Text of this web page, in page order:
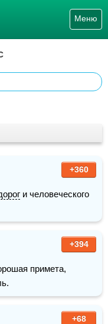
Меню
+360
и человеческого
+394
примета,
+68